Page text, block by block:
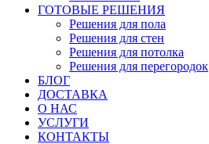
ГОТОВЫЕ РЕШЕНИЯ
Решения для пола
Решения для стен
Решения для потолка
Решения для перегородок
БЛОГ
ДОСТАВКА
О НАС
УСЛУГИ
КОНТАКТЫ